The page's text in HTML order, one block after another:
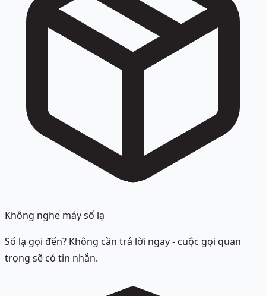
Không nghe máy số lạ
Số lạ gọi đến? Không cần trả lời ngay - cuộc gọi quan
trọng sẽ có tin nhắn.